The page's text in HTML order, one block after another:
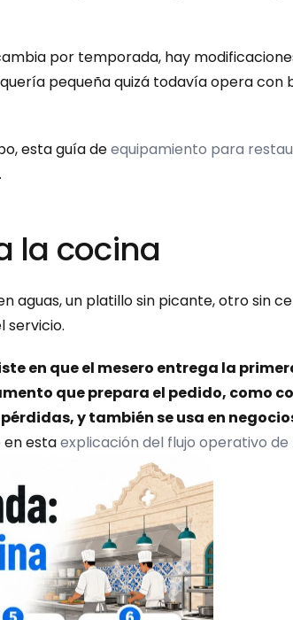
por temporada, hay
pequeña quizá todavía opera con
esta guía de equipamiento para
la cocina
aguas, un platillo sin picante, otro sin
servicio.
en que el mesero entrega la
que prepara el pedido, como
y también se usa en
en esta explicación del flujo operativo